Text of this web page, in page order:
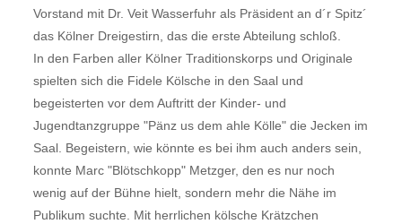
Vorstand mit Dr. Veit Wasserfuhr als Präsident an d´r Spitz´
das Kölner Dreigestirn, das die erste Abteilung schloß.
In den Farben aller Kölner Traditionskorps und Originale
spielten sich die Fidele Kölsche in den Saal und
begeisterten vor dem Auftritt der Kinder- und
Jugendtanzgruppe "Pänz us dem ahle Kölle" die Jecken im
Saal. Begeistern, wie könnte es bei ihm auch anders sein,
konnte Marc "Blötschkopp" Metzger, den es nur noch
wenig auf der Bühne hielt, sondern mehr die Nähe im
Publikum suchte. Mit herrlichen kölsche Krätzchen